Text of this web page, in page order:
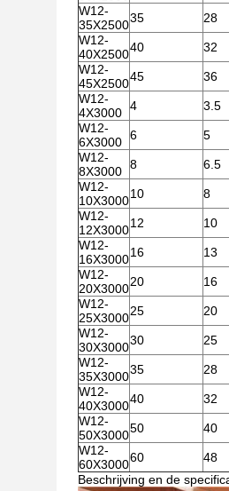
W12-
35X250035 28
W12-
40X250040 32
W12-
45X250045 36
W12-
4X3000 4 3.5
W12-
6X3000 6 5
W12-
8X3000 8 6.5
W12-
10X300010 8
W12-
12X300012 10
W12-
16X300016 13
W12-
20X300020 16
W12-
25X300025 20
W12-
30X300030 25
W12-
35X300035 28
W12-
40X300040 32
W12-
50X300050 40
W12-
60X300060 48
Beschrijving en de